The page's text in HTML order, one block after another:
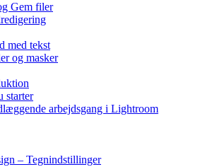
Gem filer
med tekst
og masker
starter
arbejdsgang i Lightroom
– Tegnindstillinger